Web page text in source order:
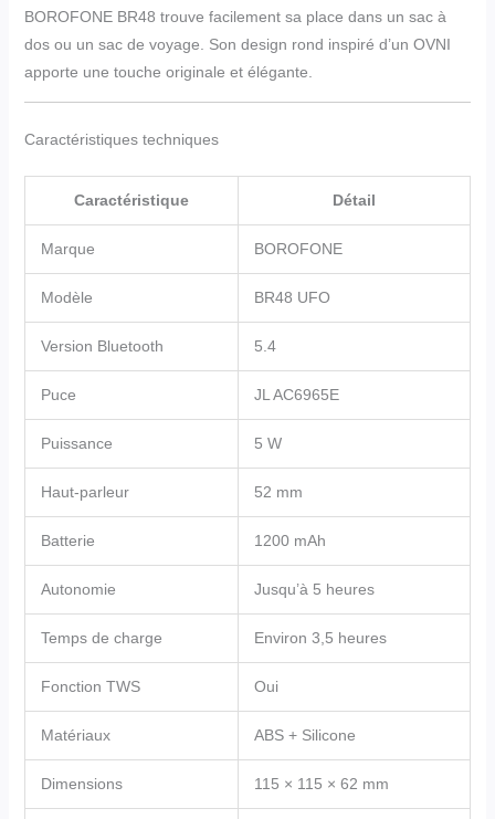
BOROFONE BR48 trouve facilement sa place dans un sac à
dos ou un sac de voyage. Son design rond inspiré d’un OVNI
apporte une touche originale et élégante.
Caractéristiques techniques
Caractéristique Détail
Marque BOROFONE
Modèle BR48 UFO
Version Bluetooth 5.4
Puce JL AC6965E
Puissance 5 W
Haut-parleur 52 mm
Batterie 1200 mAh
Autonomie Jusqu’à 5 heures
Temps de charge Environ 3,5 heures
Fonction TWS Oui
Matériaux ABS + Silicone
Dimensions 115 × 115 × 62 mm